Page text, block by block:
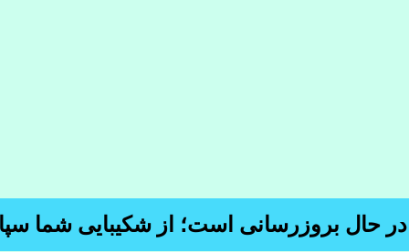
در حال بروزرسانی است؛ از شکیبایی شما